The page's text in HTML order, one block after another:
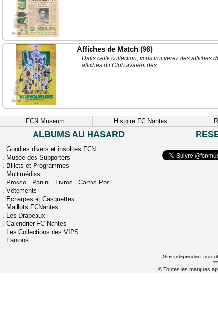
Affiches de Match (96)
Dans cette collection, vous trouverez des affiches
affiches du Club avaient des
FCN Museum Histoire FC Nantes
ALBUMS AU HASARD
Goodies divers et insolites FCN
Musée des Supporters
Billets et Programmes
Multimédias
Presse - Panini - Livres - Cartes Pos...
Vêtements
Echarpes et Casquettes
Maillots FCNantes
Les Drapeaux
Calendrier FC Nantes
Les Collections des VIPS
Fanions
Site indépendant non
© Toutes les marques